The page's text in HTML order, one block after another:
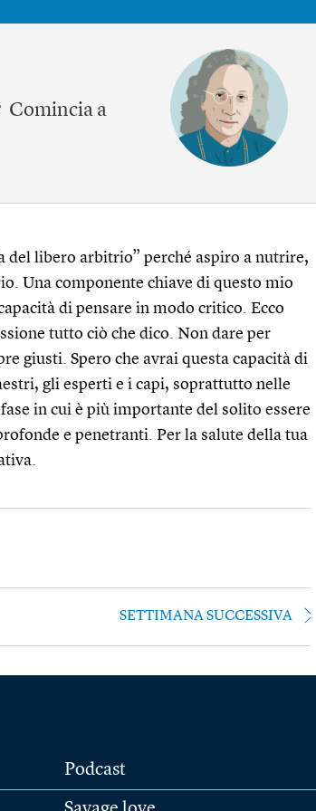
Comincia a
del libero arbitrio” perché aspiro a nutrire,
Una componente chiave di questo mio
di pensare in modo critico. Ecco
tutto ciò che dico. Non dare per
giusti. Spero che avrai questa capacità di
gli esperti e i capi, soprattutto nelle
in cui è più importante del solito essere
e penetranti. Per la salute della tua
SETTIMANA SUCCESSIVA
Podcast